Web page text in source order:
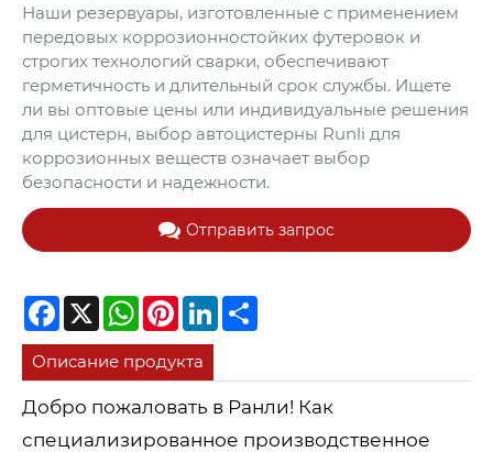
Наши резервуары, изготовленные с применением
передовых коррозионностойких футеровок и
строгих технологий сварки, обеспечивают
герметичность и длительный срок службы. Ищете
ли вы оптовые цены или индивидуальные решения
для цистерн, выбор автоцистерны Runli для
коррозионных веществ означает выбор
безопасности и надежности.
Отправить запрос
Facebook
X WhatsApp
PinterestLinkedIn
Описание продукта
Добро пожаловать в Ранли! Как
специализированное производственное